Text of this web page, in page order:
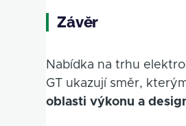
Závěr
Nabídka na trhu
GT ukazují směr,
oblasti výkonu a